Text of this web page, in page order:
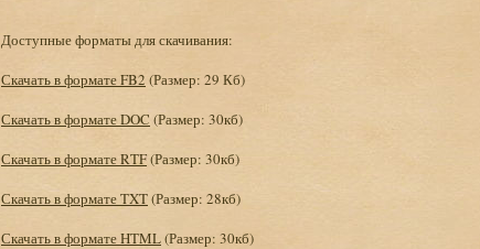
Доступные форматы для скачивания:
Скачать в формате FB2 (Размер: 29 Кб)
Скачать в формате DOC (Размер: 30кб)
Скачать в формате RTF(Размер: 30кб)
Скачать в формате TXT(Размер: 28кб)
Скачать в формате HTML(Размер: 30кб)